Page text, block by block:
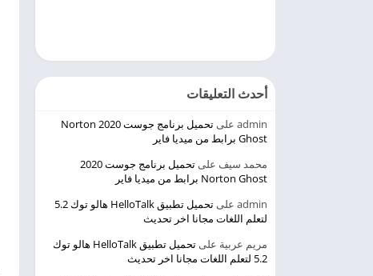
أحدث التعليقات
admin على
تحميل برنامج جوست 2020 Norton
Ghost برابط من ميديا فاير
محمد سيف على
تحميل برنامج جوست 2020
Norton Ghost برابط من ميديا فاير
admin على
تحميل تطبيق HelloTalk هالو توك 5.2
لتعلم اللغات مجانا اخر تحديث
مريم عربية على
تحميل تطبيق HelloTalk هالو توك
5.2 لتعلم اللغات مجانا اخر تحديث